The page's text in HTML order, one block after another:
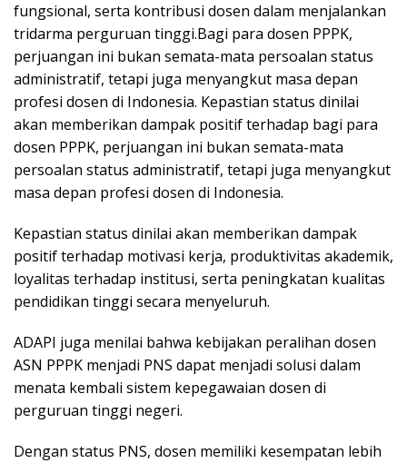
fungsional, serta kontribusi dosen dalam menjalankan
tridarma perguruan tinggi.Bagi para dosen PPPK,
perjuangan ini bukan semata-mata persoalan status
administratif, tetapi juga menyangkut masa depan
profesi dosen di Indonesia. Kepastian status dinilai
akan memberikan dampak positif terhadap bagi para
dosen PPPK, perjuangan ini bukan semata-mata
persoalan status administratif, tetapi juga menyangkut
masa depan profesi dosen di Indonesia.
Kepastian status dinilai akan memberikan dampak
positif terhadap motivasi kerja, produktivitas akademik,
loyalitas terhadap institusi, serta peningkatan kualitas
pendidikan tinggi secara menyeluruh.
ADAPI juga menilai bahwa kebijakan peralihan dosen
ASN PPPK menjadi PNS dapat menjadi solusi dalam
menata kembali sistem kepegawaian dosen di
perguruan tinggi negeri.
Dengan status PNS, dosen memiliki kesempatan lebih